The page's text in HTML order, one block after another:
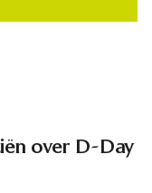
over D-Day